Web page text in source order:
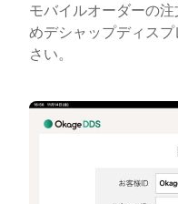
モバイルオーダーの
めデシャップディスプ
さい。